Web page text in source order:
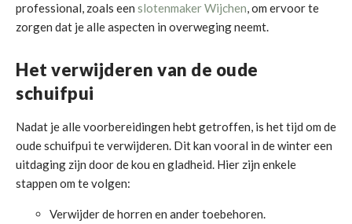
professional, zoals een slotenmaker Wijchen, om ervoor te
zorgen dat je alle aspecten in overweging neemt.
Het verwijderen van de oude
schuifpui
Nadat je alle voorbereidingen hebt getroffen, is het tijd om de
oude schuifpui te verwijderen. Dit kan vooral in de winter een
uitdaging zijn door de kou en gladheid. Hier zijn enkele
stappen om te volgen:
Verwijder de horren en ander toebehoren.